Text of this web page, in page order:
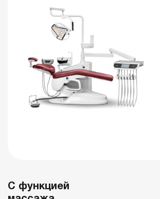
С функцией